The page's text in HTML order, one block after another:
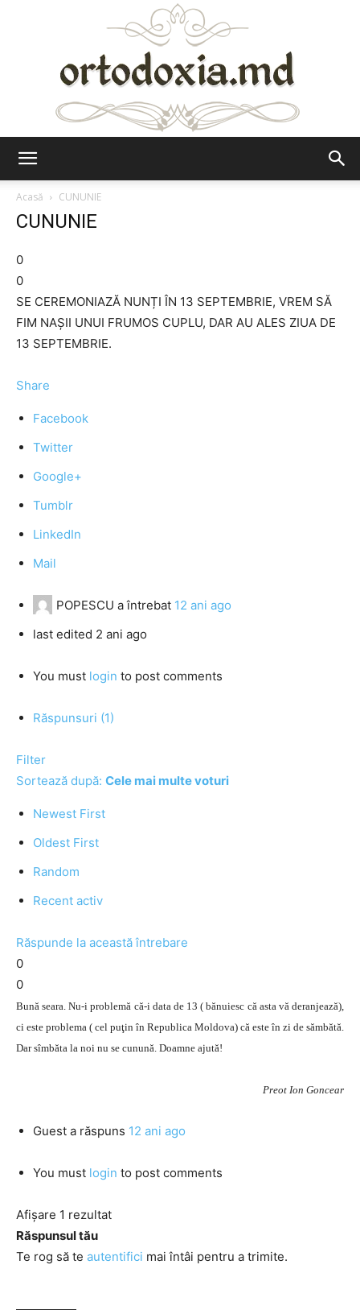
Acasă
CUNUNIE
CUNUNIE
0
0
SE CEREMONIAZĂ NUNȚI ÎN 13 SEPTEMBRIE, VREM SĂ
FIM NAȘII UNUI FRUMOS CUPLU, DAR AU ALES ZIUA DE
13 SEPTEMBRIE.
Share
Facebook
Twitter
Google+
Tumblr
LinkedIn
Mail
POPESCU a întrebat 12 ani ago
last edited 2 ani ago
You must login to post comments
Răspunsuri (1)
Filter
Sortează după: Cele mai multe voturi
Newest First
Oldest First
Random
Recent activ
Răspunde la această întrebare
0
0
Bună seara. Nu-i problemă că-i data de 13 ( bănuiesc că asta vă deranjează),
ci este problema ( cel puţin în Republica Moldova) că este în zi de sămbătă.
Dar sîmbăta la noi nu se cunună. Doamne ajută!
Preot Ion Goncear
Guest a răspuns 12 ani ago
You must login to post comments
Afișare 1 rezultat
Răspunsul tău
Te rog să te autentifici mai întâi pentru a trimite.